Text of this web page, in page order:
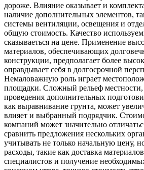
дороже. Влияние оказывает и
наличие дополнительных элементов,
системы вентиляции, освещения и
общую стоимость. Качество
сказываеться на цене. Применение
материалов, обеспечивающих
конструкции, предполагает более
оправдывает себя в долгосрочной
Немаловажную роль играет
площадки. Сложный рельеф местности,
проведения дополнительных
как выравнивание грунта, может
влияет и выбранный подрядчик.
компаний может значительно
сравнить предложения нескольких
учитывать не только начальную цену,
расходы, такие как доставка
специалистов и получение